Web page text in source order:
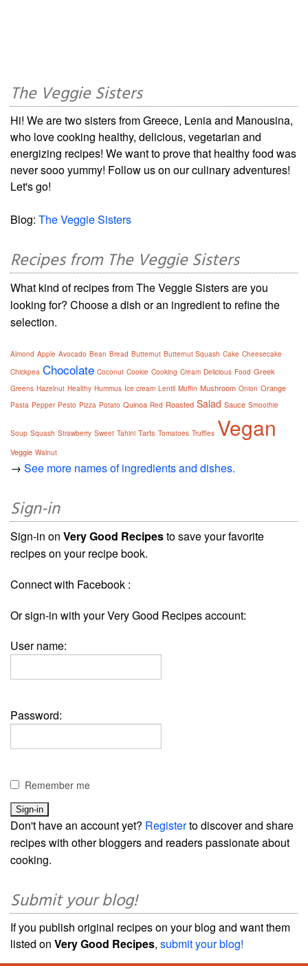
The Veggie Sisters
Hi! We are two sisters from Greece, Lenia and Manousina,
who love cooking healthy, delicious, vegetarian and
energizing recipes! We want to prove that healthy food was
never sooo yummy! Follow us on our culinary adventures!
Let's go!
Blog: The Veggie Sisters
Recipes from The Veggie Sisters
What kind of recipes from The Veggie Sisters are you
looking for? Choose a dish or an ingredient to refine the
selection.
Almond Apple Avocado Bean Bread Butternut Butternut Squash Cake Cheesecake
Chickpea Chocolate Coconut Cookie Cooking Cream Delicious Food Greek
Greens Hazelnut Healthy Hummus Ice cream Lentil Muffin Mushroom Onion Orange
Pasta Pepper Pesto Pizza Potato Quinoa Red Roasted Salad Sauce Smoothie
Soup Squash Strawberry Sweet Tahini Tarts Tomatoes Truffles Vegan
Veggie Walnut
→ See more names of ingredients and dishes.
Sign-in
Sign-in on Very Good Recipesto save your favorite
recipes on your recipe book.
Connect with Facebook :
Or sign-in with your Very Good Recipes account:
User name:
Password:
Remember me
Don't have an account yet? Registerto discover and share
recipes with other bloggers and readers passionate about
cooking.
Submit your blog!
If you publish original recipes on your blog and want them
listed on Very Good Recipes, submit your blog!